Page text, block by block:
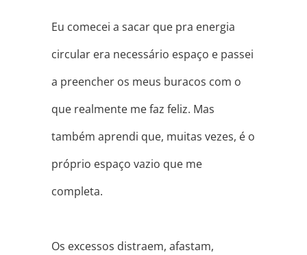
Eu comecei a sacar que pra energia
circular era necessário espaço e passei
a preencher os meus buracos com o
que realmente me faz feliz. Mas
também aprendi que, muitas vezes, é o
próprio espaço vazio que me
completa.
Os excessos distraem, afastam,